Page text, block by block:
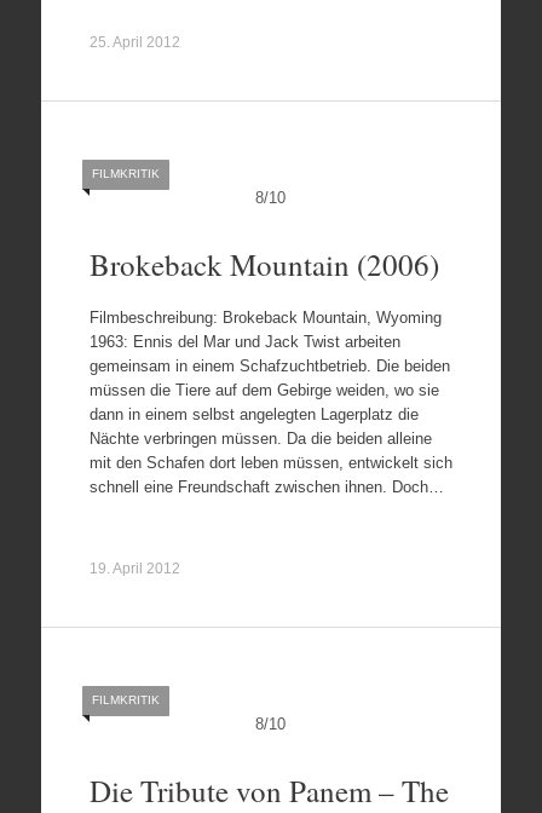
25. April 2012
8/10
FILMKRITIK
Brokeback Mountain (2006)
Filmbeschreibung: Brokeback Mountain, Wyoming
1963: Ennis del Mar und Jack Twist arbeiten
gemeinsam in einem Schafzuchtbetrieb. Die beiden
müssen die Tiere auf dem Gebirge weiden, wo sie
dann in einem selbst angelegten Lagerplatz die
Nächte verbringen müssen. Da die beiden alleine
mit den Schafen dort leben müssen, entwickelt sich
schnell eine Freundschaft zwischen ihnen. Doch…
19. April 2012
8/10
FILMKRITIK
Die Tribute von Panem – The